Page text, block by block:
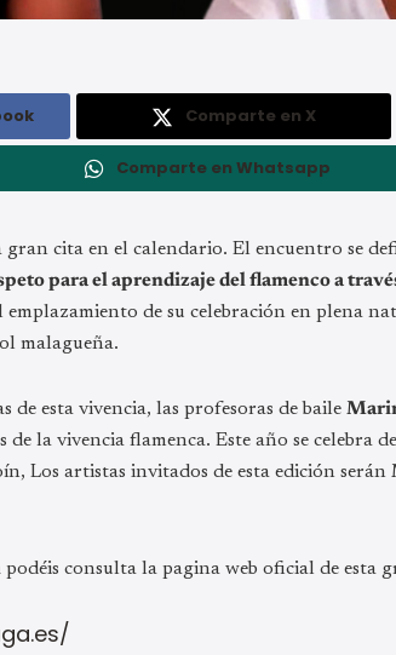
Comparte en X
Comparte en Whatsapp
gran cita en el calendario. El encuentro se
para el aprendizaje del flamenco a
emplazamiento de su celebración en plena
malagueña.
esta vivencia, las profesoras de baile
la vivencia flamenca. Este año se celebra
Los artistas invitados de esta edición serán
podéis consulta la pagina web oficial de esta